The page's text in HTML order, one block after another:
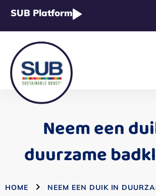
SUB Platform
Strategie & Beleid
Academy
Neem een
duurzame
HOME NEEM EEN DUIK IN